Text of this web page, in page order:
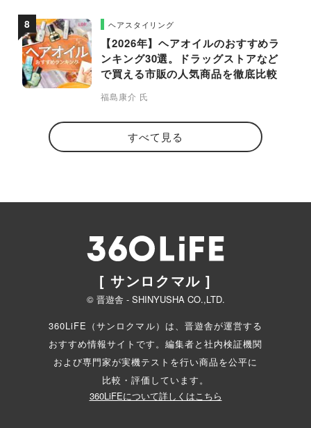
ヘアスタイリング
【2026年】ヘアオイルのおすすめラ
ンキング30選。ドラッグストアなど
で買える市販の人気商品を徹底比較
福島康介 氏
すべて見る
[ サンロクマル ]
© 晋遊舎 - SHINYUSHA CO.,LTD.
360LiFE（サンロクマル）は、晋遊舎が運営する
おすすめ情報サイトです。編集者と社内検証機関
および専門家が実機テストを行い商品を公平に
比較・評価しています。
360LiFEについて詳しくはこちら